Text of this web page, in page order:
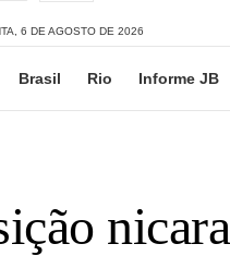
6 DE AGOSTO DE 2026
Brasil Rio Informe JB